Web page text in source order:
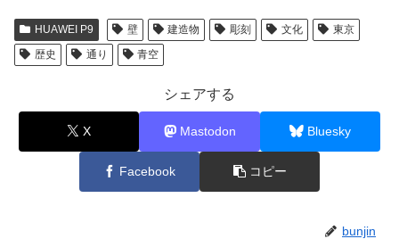
HUAWEI P9 壁 建造物 彫刻 文化
東京
歴史
通り 青空
シェアする
X Mastodon Bluesky
Facebook コピー
bunjin